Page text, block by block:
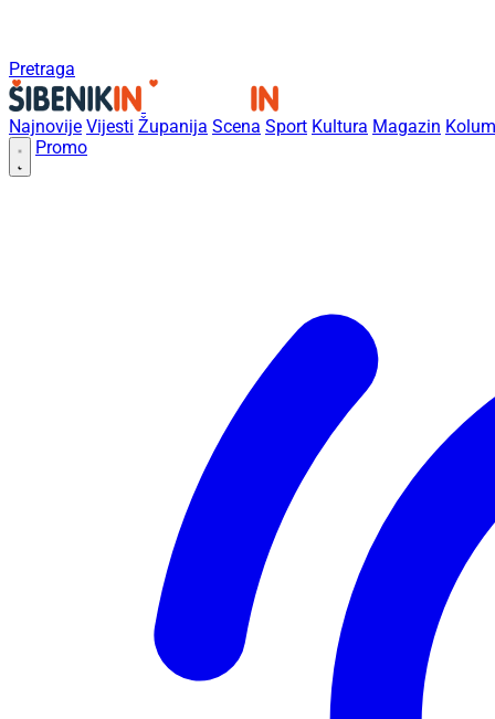
Pretraga
Najnovije Vijesti Županija Scena Sport Kultura Magazin
Promo